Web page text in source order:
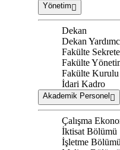
Yönetim
Dekan
Dekan
Fakülte
Fakülte
Fakülte Kurulu
İdari Kadro
Akademik Personel
Çalışma
İktisat Bölümü
İşletme Bölümü